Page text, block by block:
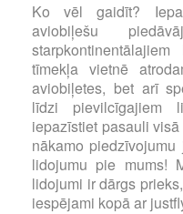
Ko vēl gaidīt?
aviobiļešu
tīmekļa vietnē
aviobiļetes, bet arī
līdzi pievilcīgajiem
iepazīstiet pasauli
nākamo
lidojumu pie mums!
lidojumi ir dārgs
iespējami kopā ar